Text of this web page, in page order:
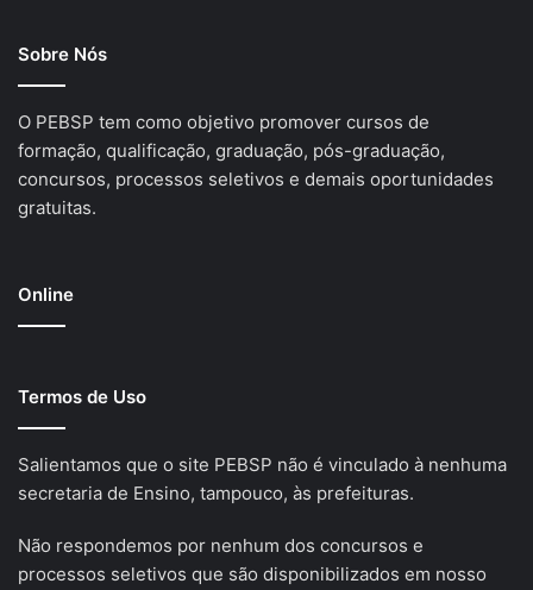
Sobre Nós
O PEBSP tem como objetivo promover cursos de
formação, qualificação, graduação, pós-graduação,
concursos, processos seletivos e demais oportunidades
gratuitas.
Online
Termos de Uso
Salientamos que o site PEBSP não é vinculado à nenhuma
secretaria de Ensino, tampouco, às prefeituras.
Não respondemos por nenhum dos concursos e
processos seletivos que são disponibilizados em nosso